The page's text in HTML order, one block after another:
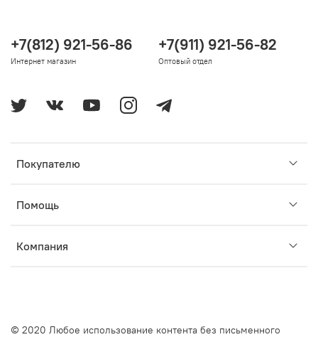
Покупателю
Помощь
Компания
+7(812) 921-56-86
Интернет магазин
+7(911) 921-56-82
Оптовый отдел
© 2020 Любое использование контента без письменного